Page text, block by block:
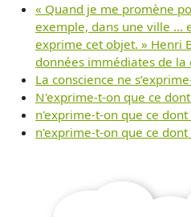
« Quand je me promène
exemple, dans une ville ...
exprime cet objet. » Henri
données immédiates de la
La conscience ne
N'exprime-t-on que ce
n'exprime-t-on que ce dont
n'exprime-t-on que ce dont